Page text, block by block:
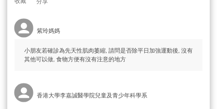
紫玲媽媽
小朋友若確診為先天性肌肉萎縮, 請問是否除平日加強運動後, 沒有
其他可以做, 食物方便有沒有注意的地方
香港大學李嘉誠醫學院兒童及青少年科學系